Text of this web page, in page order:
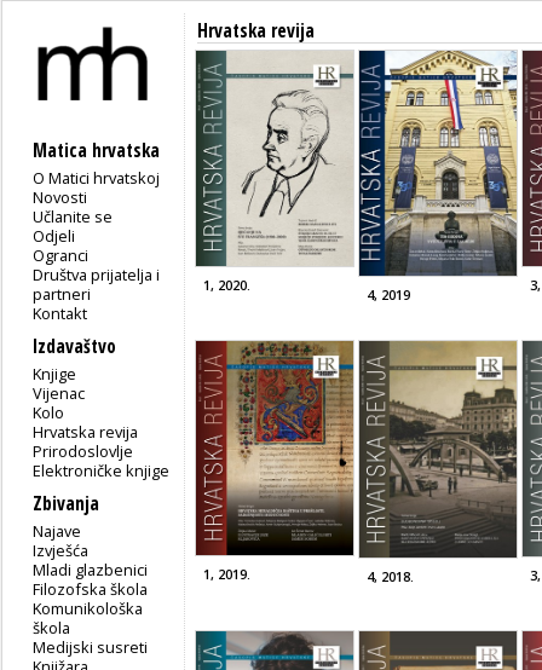
Matica hrvatska
O Matici hrvatskoj
Novosti
Učlanite se
Odjeli
Ogranci
Društva prijatelja i
partneri
Kontakt
Izdavaštvo
Knjige
Vijenac
Kolo
Hrvatska revija
Prirodoslovlje
Elektroničke knjige
Zbivanja
Najave
Izvješća
Mladi glazbenici
Filozofska škola
Komunikološka
škola
Medijski susreti
Hrvatska revija
1, 2020.
4, 2019
1, 2019. 4, 2018.